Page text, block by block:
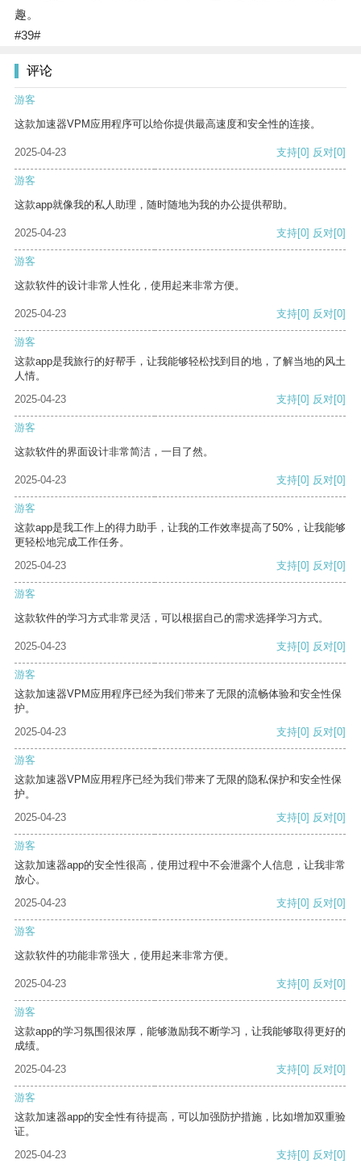
趣。
#39#
评论
游客
这款加速器VPM应用程序可以给你提供最高速度和安全性的连接。
2025-04-23 支持[0] 反对[0]
游客
这款app就像我的私人助理，随时随地为我的办公提供帮助。
2025-04-23 支持[0] 反对[0]
游客
这款软件的设计非常人性化，使用起来非常方便。
2025-04-23 支持[0] 反对[0]
游客
这款app是我旅行的好帮手，让我能够轻松找到目的地，了解当地的风土
人情。
2025-04-23
支持[0] 反对[0]
游客
这款软件的界面设计非常简洁，一目了然。
2025-04-23 支持[0] 反对[0]
游客
这款app是我工作上的得力助手，让我的工作效率提高了50%，让我能够
更轻松地完成工作任务。
2025-04-23
支持[0] 反对[0]
游客
这款软件的学习方式非常灵活，可以根据自己的需求选择学习方式。
2025-04-23 支持[0] 反对[0]
游客
这款加速器VPM应用程序已经为我们带来了无限的流畅体验和安全性保
护。
2025-04-23
支持[0] 反对[0]
游客
这款加速器VPM应用程序已经为我们带来了无限的隐私保护和安全性保
护。
2025-04-23
支持[0] 反对[0]
游客
这款加速器app的安全性很高，使用过程中不会泄露个人信息，让我非常
放心。
2025-04-23
支持[0] 反对[0]
游客
这款软件的功能非常强大，使用起来非常方便。
2025-04-23 支持[0] 反对[0]
游客
这款app的学习氛围很浓厚，能够激励我不断学习，让我能够取得更好的
成绩。
2025-04-23
支持[0] 反对[0]
游客
这款加速器app的安全性有待提高，可以加强防护措施，比如增加双重验
证。
2025-04-23
支持[0] 反对[0]